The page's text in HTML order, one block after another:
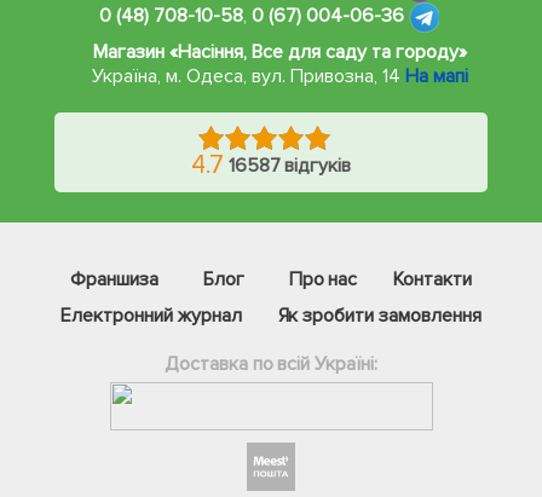
0 (48) 708-10-58, 0 (67) 004-06-36
Магазин «Насіння, Все для саду та городу»
Україна, м. Одеса,вул. Привозна, 14 На мапі
4.7 16587 відгуків
Франшиза Блог Про нас
Контакти
Електронний журнал
Як зробити замовлення
Доставка по всій Україні: